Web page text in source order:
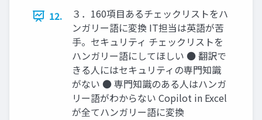
12.
３．160項目あるチェックリストをハ
ンガリー語に変換 IT担当は英語が苦
手。セキュリティ チェックリストを
ハンガリー語にしてほしい ● 翻訳で
きる人にはセキュリティの専門知識
がない ● 専門知識のある人はハンガ
リー語がわからない Copilot in Excel
が全てハンガリー語に変換